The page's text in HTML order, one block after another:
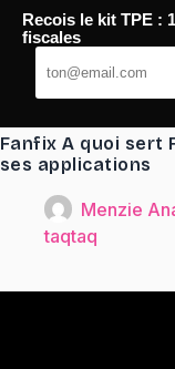
Passer
contenu
TaqTaq
Fanfix A quoi sert
ses applications
Menzie
taqtaq
Recois le kit TPE :
fiscales